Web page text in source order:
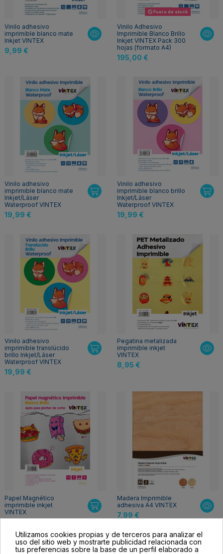
Vinilo adhesivo
imprimible blanco mate
Inkjet VINTEX
9,99 €
Fuera de stock
Vinilo Adhesivo
Imprimible Blanco Brillo
Inkjet VINTEX Pack 300
hojas (formato A4)
195,00 €
Vinilo adhesivo
imprimible blanco mate
Inkjet/Láser
Waterproof VINTEX
19,99 €
Vinilo adhesivo
imprimible blanco brillo
Inkjet/Láser
Waterproof VINTEX
19,99 €
Vinilo adhesivo
imprimible translúcido
brillo Inkjet/Láser
Waterproof VINTEX
19,99 €
Pegatina metalizada
imprimible inkjet
VINTEX
8,95 €
Papel Magnético
imprimible inkjet
VINTEX
Madera Imprimible
adhesiva A4 VINTEX
7,99 €
Utilizamos cookies propias y de terceros para analizar el
uso del sitio web y mostrarte publicidad relacionada con
tus preferencias sobre la base de un perfil elaborado a